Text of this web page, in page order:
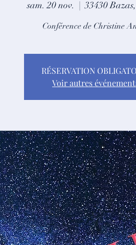
sam. 20 nov.
  |
33430
Conférence de Christine
RÉSERVATION
Voir autres